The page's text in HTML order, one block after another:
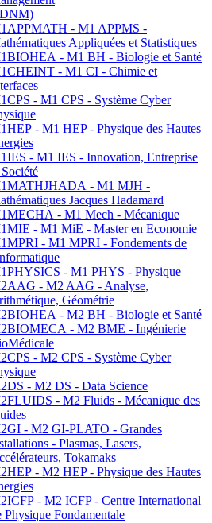
- M1 APPMS -
Appliquées et Statistiques
- M1 BH - Biologie et Santé
- M1 CI - Chimie et
- M1 CPS - Système Cyber
- M1 HEP - Physique des Hautes
- M1 IES - Innovation, Entreprise
- M1 MJH -
Jacques Hadamard
- M1 Mech - Mécanique
- M1 MiE - Master en Economie
- M1 MPRI - Fondements de
- M1 PHYS - Physique
- M2 AAG - Analyse,
Géométrie
- M2 BH - Biologie et Santé
- M2 BME - Ingénierie
- M2 CPS - Système Cyber
- M2 DS - Data Science
- M2 Fluids - Mécanique des
- M2 GI-PLATO - Grandes
- Plasmas, Lasers,
Tokamaks
- M2 HEP - Physique des Hautes
- M2 ICFP - Centre International
Physique Fondamentale